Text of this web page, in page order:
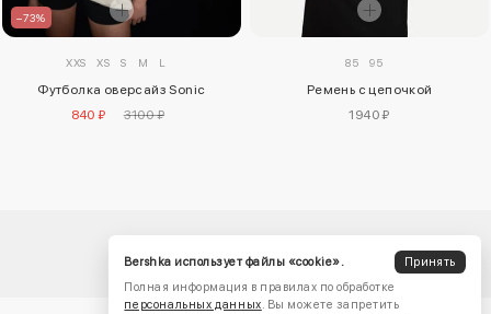
–73%
XXS XS S M L
Футболка оверсайз Sonic
840 ₽
3100 ₽
85 95
Ремень с цепочкой
1940 ₽
Bershka использует файлы «cookie».
Принять
Полная информация в правилах по обработке
персональных данных. Вы можете запретить